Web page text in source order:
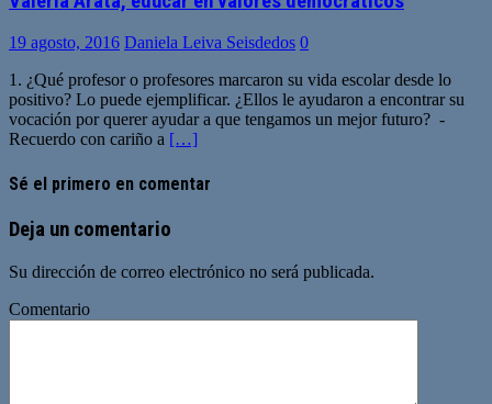
19 agosto, 2016 Daniela Leiva Seisdedos 0
1. ¿Qué profesor o profesores marcaron su vida escolar desde lo
positivo? Lo puede ejemplificar. ¿Ellos le ayudaron a encontrar su
vocación por querer ayudar a que tengamos un mejor futuro? -
Recuerdo con cariño a […]
Sé el primero en comentar
Deja un comentario
Su dirección de correo electrónico no será publicada.
Comentario